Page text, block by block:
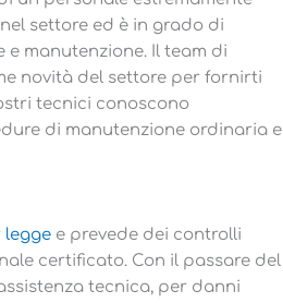
settore ed è in grado di
manutenzione. Il team di
novità del settore per fornirti
tecnici conoscono
di manutenzione ordinaria e
legge e prevede dei controlli
certificato. Con il passare del
tecnica, per danni